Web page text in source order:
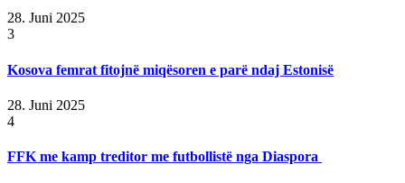
28. Juni 2025
3
Kosova femrat fitojnë miqësoren e parë ndaj Estonisë
28. Juni 2025
4
FFK me kamp treditor me futbollistë nga Diaspora